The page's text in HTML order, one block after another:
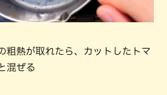
粗熱が取れたら、カットしたトマ
混ぜる